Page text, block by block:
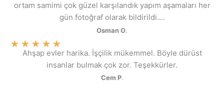
ortam samimi çok güzel karşılandık yapım aşamaları her
gün fotoğraf olarak bildirildi....
Osman O.
★ ★ ★ ★ ★
Ahşap evler harika. İşçilik mükemmel. Böyle dürüst
insanlar bulmak çok zor. Teşekkürler.
Cem P.